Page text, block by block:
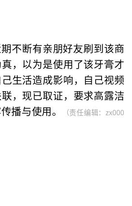
不断有亲朋好友刷到该商
，以为是使用了该牙膏才
生活造成影响，自己视频
，现已取证，要求高露洁
播与使用。
（责任编辑：zx000